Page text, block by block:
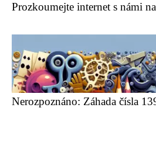
Prozkoumejte internet s námi
Nerozpoznáno: Záhada čísla